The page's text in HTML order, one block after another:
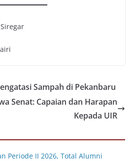
Sampah di Pekanbaru
Senat: Capaian dan Harapan
Kepada UIR
Periode II 2026, Total Alumni